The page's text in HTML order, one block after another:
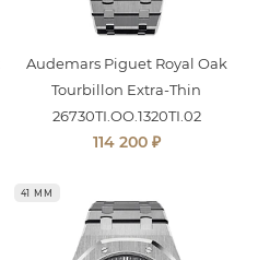
Audemars Piguet Royal Oak
Tourbillon Extra-Thin
26730TI.OO.1320TI.02
114 200 ₽
41 ММ